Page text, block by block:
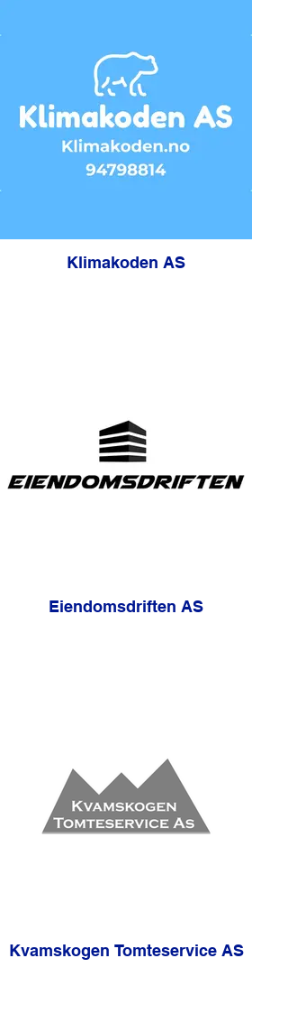
Klimakoden AS
Eiendomsdriften AS
Kvamskogen Tomteservice AS